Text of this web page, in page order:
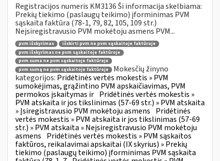
Registracijos numeris KM3136 Ši informacija skelbiama:
Prekių tiekimo (paslaugų teikimo) įforminimas PVM
sąskaita faktūra (78-1, 79, 82, 105, 109 str.)
Neįsiregistravusio PVM mokėtoju asmens PVM...
pvm išskyrimas
išskirti pvm ne pvm sąskaitoje faktūroje
pvm išskyrimas ne pvm sąskaitoje faktūroje
pvm suma ne pvm sąskaitoje faktūroje
pvm sumą ne pvm sąskaitoje faktūroje
Mokesčių žinyno
kategorijos: Pridėtinės vertės mokestis » PVM
sumokėjimas, grąžintino PVM apskaičiavimas, PVM
permokos įskaitymas ir Pridėtinės vertės mokestis »
PVM atskaita ir jos tikslinimas (57-69 str.) » PVM atskaita
» Įsiregistravusio PVM mokėtoju asmens Pridėtinės
vertės mokestis » PVM atskaita ir jos tikslinimas (57-69
str.) » PVM atskaita » Neįsiregistravusio PVM mokėtoju
asmens Pridėtinės vertės mokestis » PVM sąskaitos
faktūros, reikalavimai apskaitai (IX skyrius) » Prekių
tiekimo (paslaugų teikimo) įforminimas PVM sąskaita